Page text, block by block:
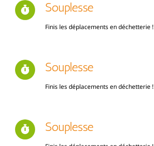
Souplesse
Finis les déplacements en déchetterie !
Souplesse
Finis les déplacements en déchetterie !
Souplesse